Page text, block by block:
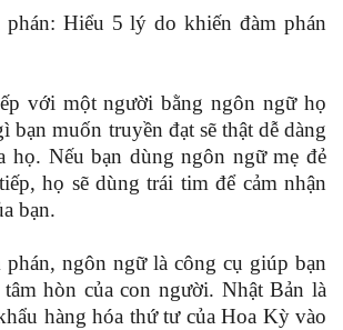
với một người bằng ngôn ngữ họ
bạn muốn truyền đạt sẽ thật dễ dàng
họ. Nếu bạn dùng ngôn ngữ mẹ đẻ
họ sẽ dùng trái tim để cảm nhận
bạn.
phán, ngôn ngữ là công cụ giúp bạn
hòn của con người. Nhật Bản là
hàng hóa thứ tư của Hoa Kỳ vào